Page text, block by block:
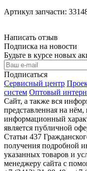
Артикул запчасти:
Написать отзыв
Подписка на новости
Будьте в курсе новых
Подписаться
Сервисный центр
систем Оптовый
Сайт, а также вся
представленная на
информационный
является публичной
Статьи 437
получения подробной
указанных товаров и
менеджеру сайта с